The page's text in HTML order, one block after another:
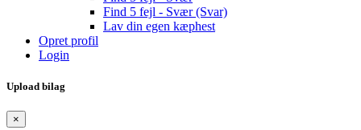
Find 5 fejl - Svær (Svar)
Lav din egen kæphest
Opret profil
Login
Upload bilag
×